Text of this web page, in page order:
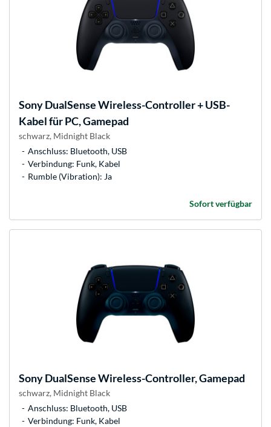
SonyDualSense Wireless-Controller + USB-
Kabel für PC, Gamepad
schwarz, Midnight Black
Anschluss: Bluetooth, USB
Verbindung: Funk, Kabel
Rumble (Vibration): Ja
Sofort verfügbar
SonyDualSense Wireless-Controller, Gamepad
schwarz, Midnight Black
Anschluss: Bluetooth, USB
Verbindung: Funk, Kabel